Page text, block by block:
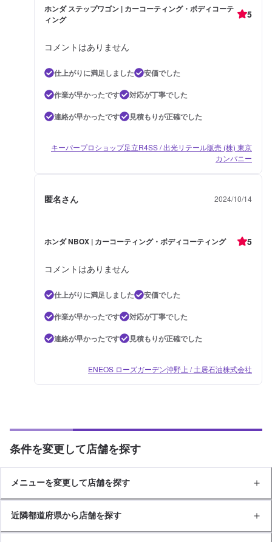
ホンダ ステップワゴン | カーコーティング・ボディコーテ
ィング
5
コメントはありません
仕上がりに満足しました
安価でした
作業が早かったです
対応が丁寧でした
連絡が早かったです
見積もりが正確でした
キーパープロショップ足立R4SS / 出光リテール販売 (株) 東京
カンパニー
匿名さん 2024/10/14
ホンダ NBOX | カーコーティング・ボディコーティング 5
コメントはありません
仕上がりに満足しました
安価でした
作業が早かったです
対応が丁寧でした
連絡が早かったです
見積もりが正確でした
ENEOS ローズガーデン沖野上 / 土居石油株式会社
条件を変更して店舗を探す
メニューを変更して店舗を探す
近隣都道府県から店舗を探す